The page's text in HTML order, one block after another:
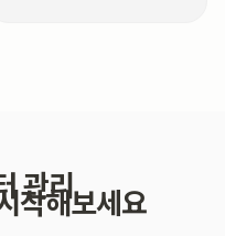
관리
작해보세요